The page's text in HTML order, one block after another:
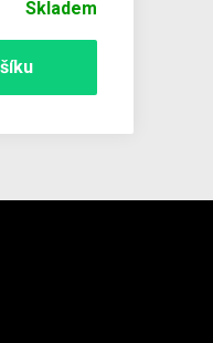
Skladem